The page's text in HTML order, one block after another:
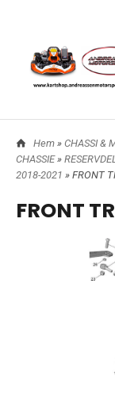
Hem » CHASSI &
CHASSIE»
2018-2021 » FRONT
FRONT